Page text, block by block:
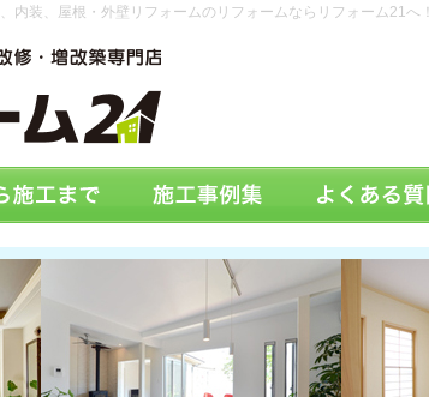
内装、屋根・外壁リフォームのリフォームならリフォーム21へ！